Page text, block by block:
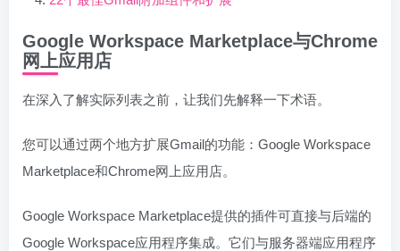
Google Workspace Marketplace与Chrome
网上应用店
在深入了解实际列表之前，让我们先解释一下术语。
您可以通过两个地方扩展Gmail的功能：Google Workspace
Marketplace和Chrome网上应用店。
Google Workspace Marketplace提供的插件可直接与后端的
Google Workspace应用程序集成。它们与服务器端应用程序